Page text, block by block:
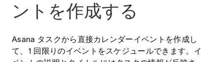
ントを作成する
Asana タスクから直接カレンダーイベントを作成し
て、1 回限りのイベントをスケジュールできます。イ